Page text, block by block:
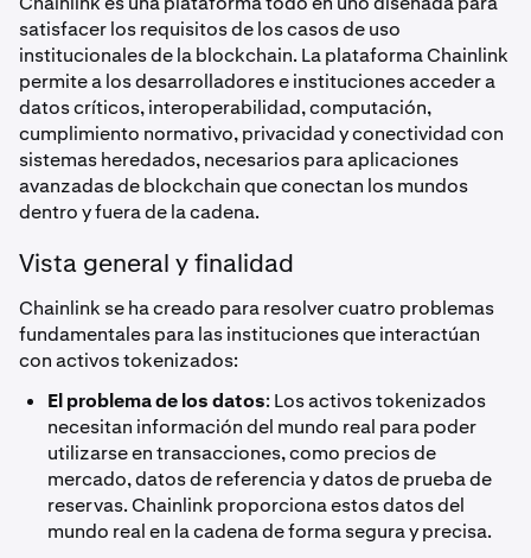
satisfacer los requisitos de los casos de uso
institucionales de la blockchain. La plataforma Chainlink
permite a los desarrolladores e instituciones acceder a
datos críticos, interoperabilidad, computación,
cumplimiento normativo, privacidad y conectividad con
sistemas heredados, necesarios para aplicaciones
avanzadas de blockchain que conectan los mundos
dentro y fuera de la cadena.
Vista general y finalidad
Chainlink se ha creado para resolver cuatro problemas
fundamentales para las instituciones que interactúan
con activos tokenizados:
El problema de los datos: Los activos tokenizados
necesitan información del mundo real para poder
utilizarse en transacciones, como precios de
mercado, datos de referencia y datos de prueba de
reservas. Chainlink proporciona estos datos del
mundo real en la cadena de forma segura y precisa.